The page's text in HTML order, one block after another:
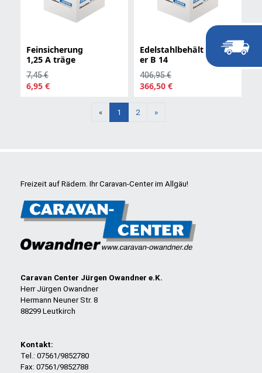
Feinsicherung
1,25 A träge
7,45 €
6,95 €
Edelstahlbehält
er B 14
406,95 €
366,50 €
« 1 2 »Weiter
Freizeit auf Rädern. Ihr Caravan-Center im Allgäu!
Caravan Center Jürgen Owandner e.K.
Herr Jürgen Owandner
Hermann Neuner Str. 8
88299 Leutkirch
Kontakt:
Tel.: 07561/9852780
Fax: 07561/9852788